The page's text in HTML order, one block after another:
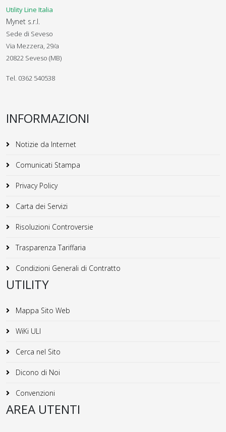
Utility Line Italia
Mynet s.r.l.
Sede di Seveso
Via Mezzera, 29/a
20822 Seveso (MB)
Tel. 0362 540538
INFORMAZIONI
Notizie da Internet
Comunicati Stampa
Privacy Policy
Carta dei Servizi
Risoluzioni Controversie
Trasparenza Tariffaria
Condizioni Generali di Contratto
UTILITY
Mappa Sito Web
WiKi ULI
Cerca nel Sito
Dicono di Noi
Convenzioni
AREA UTENTI